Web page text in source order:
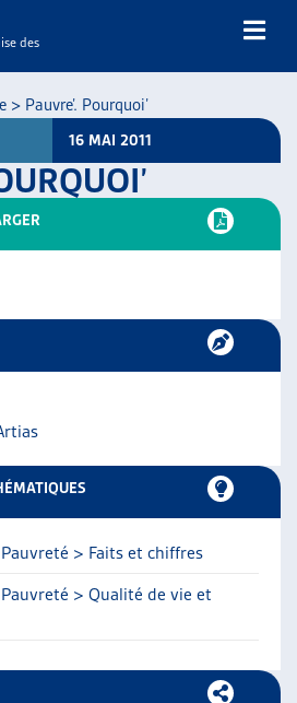
des
> Pauvre’. Pourquoi’
16 MAI 2011
> Faits et chiffres
> Qualité de vie et